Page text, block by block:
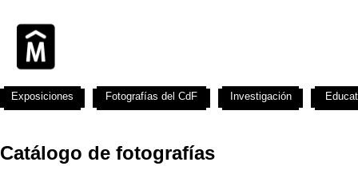
Catálogo de fotografías
Exposiciones Fotografías del CdF Investigación